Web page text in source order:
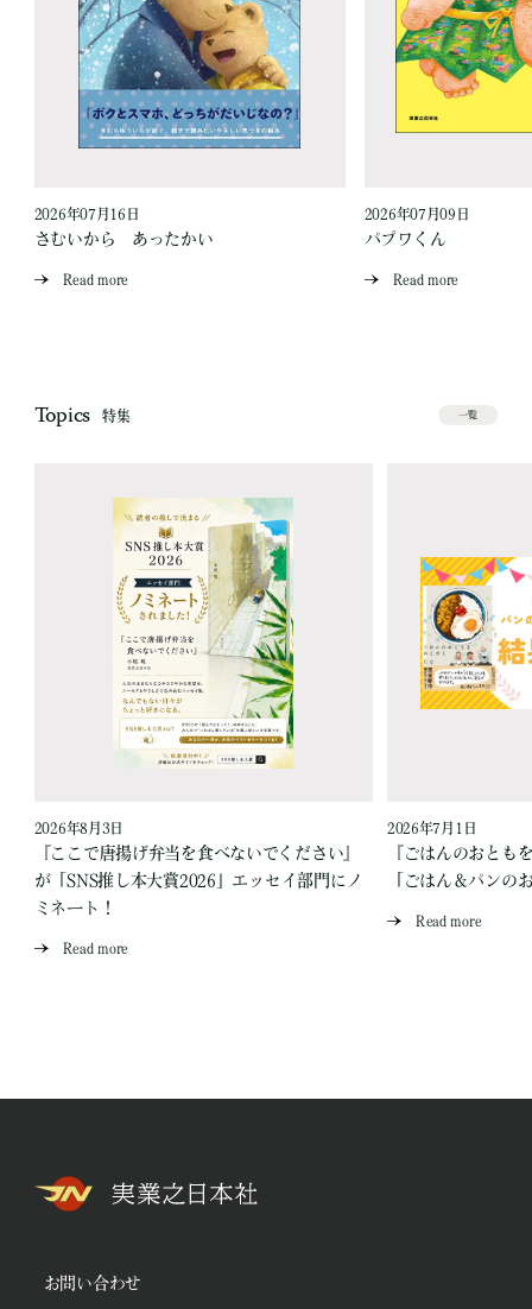
2026年07月16日
さむいから あったかい
Read more
2026年07月09日
パプワくん
Read more
Topics 特集 一覧
2026年8月3日
『ここで唐揚げ弁当を食べないでください』
が「SNS推し本大賞2026」エッセイ部門にノ
ミネート！
Read more
2026年7月1日
『ごはんのおとも
「ごはん＆パンの
Read more
お問い合わせ